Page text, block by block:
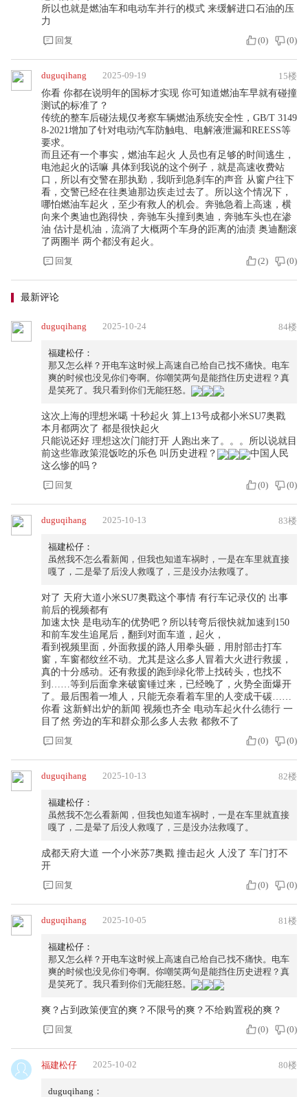
所以也就是燃油车和电动车并行的模式 来缓解进口石油的压
力
回复
(0) (0)
duguqihang 2025-09-19
15楼
你看 你都在说明年的国标才实现 你可知道燃油车早就有碰撞
测试的标准了？
传统的整车后碰法规仅考察车辆燃油系统安全性，GB/T 3149
8-2021增加了针对电动汽车防触电、电解液泄漏和REESS等
要求。
而且还有一个事实，燃油车起火 人员也有足够的时间逃生，
电池起火的话嘛 具体到我说的这个例子，就是高速收费站
口，所以有交警在那执勤，我听到急刹车的声音 从窗户往下
看，交警已经在往奥迪那边疾走过去了。所以这个情况下，
哪怕燃油车起火，至少有救人的机会。奔驰急着上高速，横
向来个奥迪也跑得快，奔驰车头撞到奥迪，奔驰车头也在渗
油 估计是机油，流淌了大概两个车身的距离的油渍 奥迪翻滚
了两圈半 两个都没有起火。
回复
(2) (0)
最新评论
duguqihang 2025-10-24 84楼
福建松仔：
那又怎么样？开电车这时候上高速自己给自己找不痛快。电车
爽的时候也没见你们夸啊。你嘲笑两句是能挡住历史进程？真
是笑死了。我只看到你们无能狂怒。
这次上海的理想米噶 十秒起火 算上13号成都小米SU7奥戳
本月都两次了 都是很快起火
只能说还好 理想这次门能打开 人跑出来了。。。所以说就目
前这些靠政策混饭吃的乐色 叫历史进程？
中国人民
这么惨的吗？
回复
(0) (0)
duguqihang 2025-10-13 83楼
福建松仔：
虽然我不怎么看新闻，但我也知道车祸时，一是在车里就直接
嘎了，二是晕了后没人救嘎了，三是没办法救嘎了。
对了 天府大道小米SU7奥戳这个事情 有行车记录仪的 出事
前后的视频都有
加速太快 是电动车的优势吧？所以转弯后很快就加速到150
和前车发生追尾后，翻到对面车道，起火，
看到视频里面，外面救援的路人用拳头砸，用肘部击打车
窗，车窗都纹丝不动。尤其是这么多人冒着大火进行救援，
真的十分感动。还有救援的跑到绿化带上找砖头，也找不
到……等到后面拿来破窗锤过来，已经晚了，火势全面爆开
了。最后围着一堆人，只能无奈看着车里的人变成干碳……
你看 这新鲜出炉的新闻 视频也齐全 电动车起火什么德行 一
目了然 旁边的车和群众那么多人去救 都救不了
回复
(0) (0)
duguqihang 2025-10-13 82楼
福建松仔：
虽然我不怎么看新闻，但我也知道车祸时，一是在车里就直接
嘎了，二是晕了后没人救嘎了，三是没办法救嘎了。
成都天府大道 一个小米苏7奥戳 撞击起火 人没了 车门打不
开
回复
(0) (0)
duguqihang 2025-10-05 81楼
福建松仔：
那又怎么样？开电车这时候上高速自己给自己找不痛快。电车
爽的时候也没见你们夸啊。你嘲笑两句是能挡住历史进程？真
是笑死了。我只看到你们无能狂怒。
爽？占到政策便宜的爽？不限号的爽？不给购置税的爽？
回复
(0) (0)
福建松仔 2025-10-02 80楼
duguqihang：